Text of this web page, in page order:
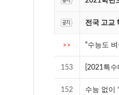
전국 고교
>> “수능도
153 [2021특
152 수능 없이